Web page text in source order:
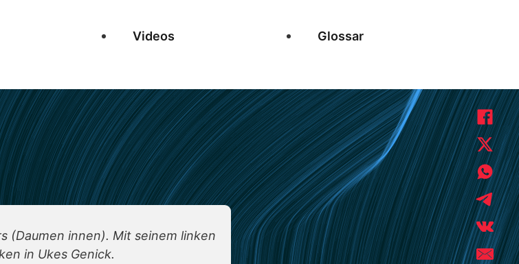
Videos Glossar
(Daumen innen). Mit seinem linken
in Ukes Genick.